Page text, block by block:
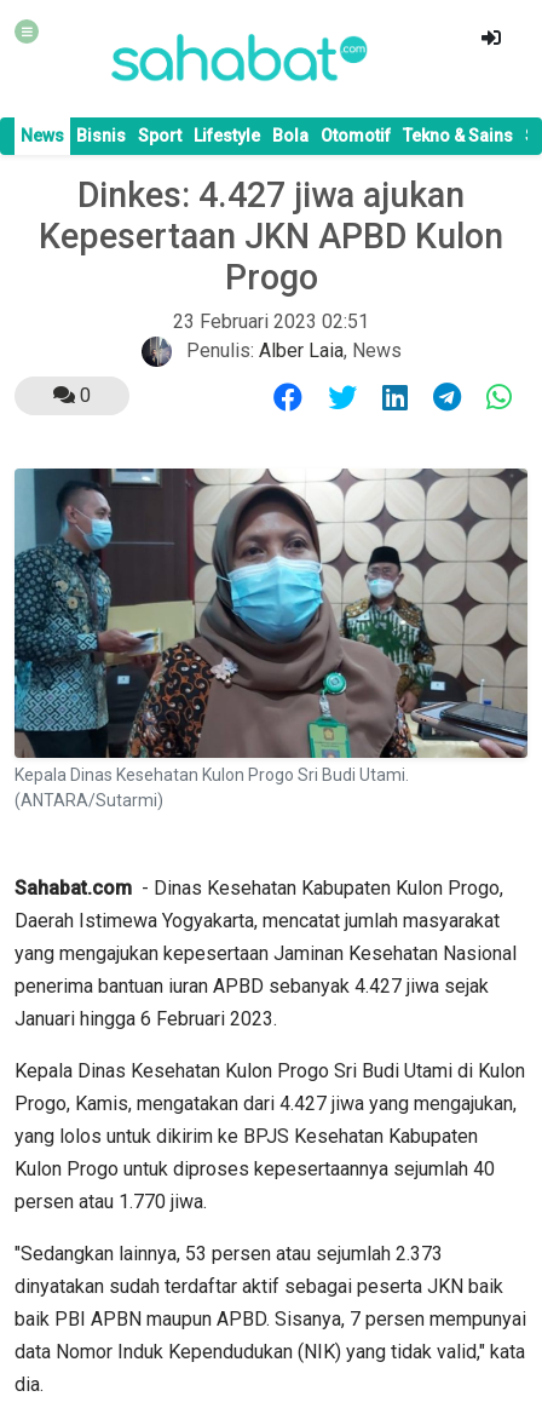
News Bisnis Sport Lifestyle Bola Otomotif Tekno & Sains
Dinkes: 4.427 jiwa ajukan
Kepesertaan JKN APBD Kulon
Progo
23 Februari 2023 02:51
Penulis: Alber Laia, News
0
Kepala Dinas Kesehatan Kulon Progo Sri Budi Utami.
(ANTARA/Sutarmi)
Sahabat.com - Dinas Kesehatan Kabupaten Kulon Progo,
Daerah Istimewa Yogyakarta, mencatat jumlah masyarakat
yang mengajukan kepesertaan Jaminan Kesehatan Nasional
penerima bantuan iuran APBD sebanyak 4.427 jiwa sejak
Januari hingga 6 Februari 2023.
Kepala Dinas Kesehatan Kulon Progo Sri Budi Utami di Kulon
Progo, Kamis, mengatakan dari 4.427 jiwa yang mengajukan,
yang lolos untuk dikirim ke BPJS Kesehatan Kabupaten
Kulon Progo untuk diproses kepesertaannya sejumlah 40
persen atau 1.770 jiwa.
"Sedangkan lainnya, 53 persen atau sejumlah 2.373
dinyatakan sudah terdaftar aktif sebagai peserta JKN baik
baik PBI APBN maupun APBD. Sisanya, 7 persen mempunyai
data Nomor Induk Kependudukan (NIK) yang tidak valid," kata
dia.